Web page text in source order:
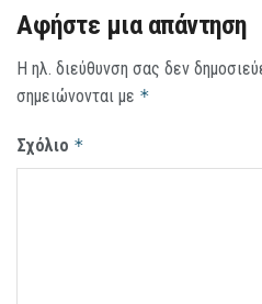
Αφήστε μια απάντηση
Η ηλ. διεύθυνση σας δεν
σημειώνονται με *
Σχόλιο *